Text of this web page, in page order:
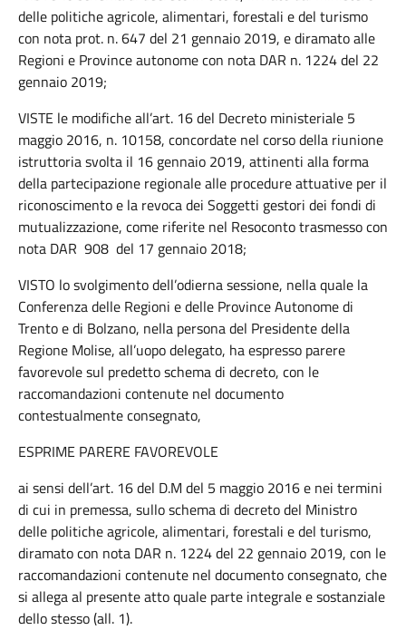
delle politiche agricole, alimentari, forestali e del turismo
con nota prot. n. 647 del 21 gennaio 2019, e diramato alle
Regioni e Province autonome con nota DAR n. 1224 del 22
gennaio 2019;
VISTE le modifiche all’art. 16 del Decreto ministeriale 5
maggio 2016, n. 10158, concordate nel corso della riunione
istruttoria svolta il 16 gennaio 2019, attinenti alla forma
della partecipazione regionale alle procedure attuative per il
riconoscimento e la revoca dei Soggetti gestori dei fondi di
mutualizzazione, come riferite nel Resoconto trasmesso con
nota DAR 908 del 17 gennaio 2018;
VISTO lo svolgimento dell’odierna sessione, nella quale la
Conferenza delle Regioni e delle Province Autonome di
Trento e di Bolzano, nella persona del Presidente della
Regione Molise, all’uopo delegato, ha espresso parere
favorevole sul predetto schema di decreto, con le
raccomandazioni contenute nel documento
contestualmente consegnato,
ESPRIME PARERE FAVOREVOLE
ai sensi dell’art. 16 del D.M del 5 maggio 2016 e nei termini
di cui in premessa, sullo schema di decreto del Ministro
delle politiche agricole, alimentari, forestali e del turismo,
diramato con nota DAR n. 1224 del 22 gennaio 2019, con le
raccomandazioni contenute nel documento consegnato, che
si allega al presente atto quale parte integrale e sostanziale
dello stesso (all. 1).